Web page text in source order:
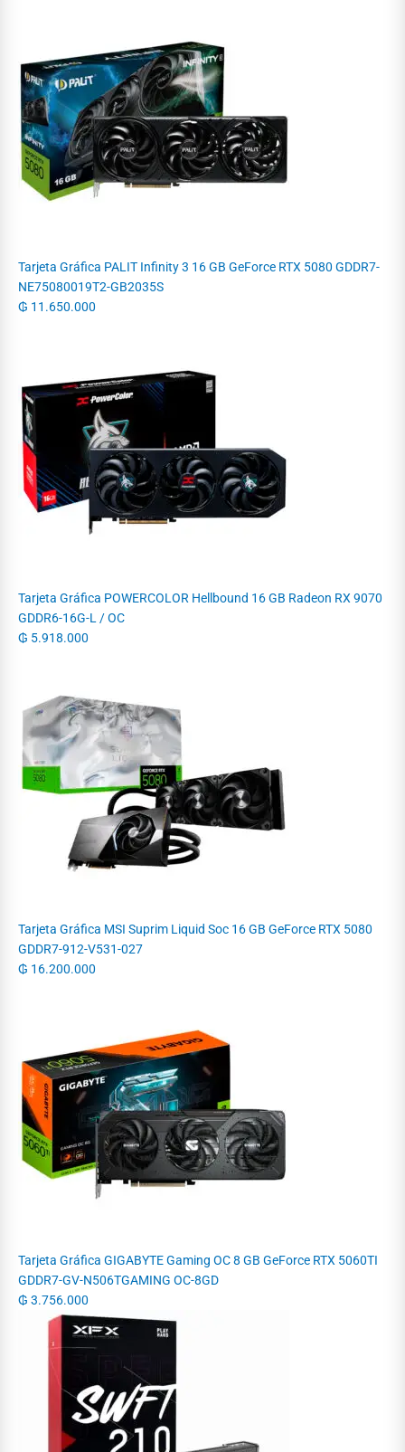
Tarjeta Gráfica PALIT Infinity 3 16 GB GeForce RTX 5080 GDDR7-
NE75080019T2-GB2035S
₲ 11.650.000
Tarjeta Gráfica POWERCOLOR Hellbound 16 GB Radeon RX 9070
GDDR6-16G-L / OC
₲ 5.918.000
Tarjeta Gráfica MSI Suprim Liquid Soc 16 GB GeForce RTX 5080
GDDR7-912-V531-027
₲ 16.200.000
Tarjeta Gráfica GIGABYTE Gaming OC 8 GB GeForce RTX 5060TI
GDDR7-GV-N506TGAMING OC-8GD
₲ 3.756.000